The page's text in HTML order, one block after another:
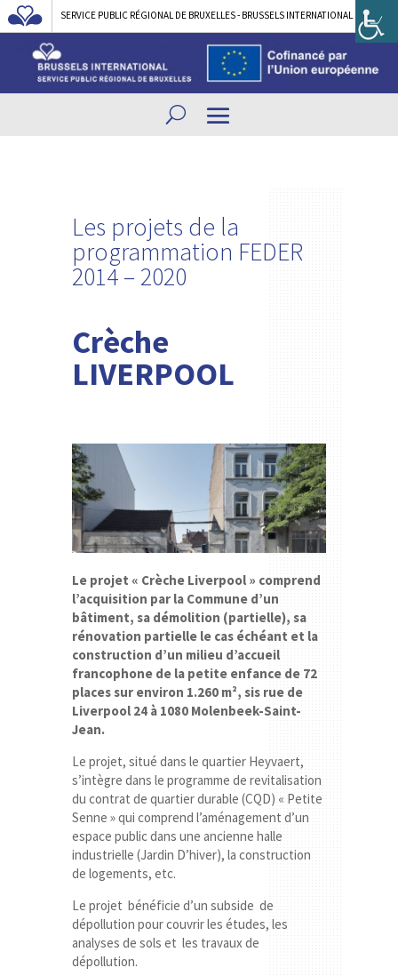
SERVICE PUBLIC RÉGIONAL DE BRUXELLES - BRUSSELS INTERNATIONAL
Les projets de la
programmation FEDER
2014 – 2020
Crèche
LIVERPOOL
Le projet « Crèche Liverpool » comprend
l’acquisition par la Commune d’un
bâtiment, sa démolition (partielle), sa
rénovation partielle le cas échéant et la
construction d’un milieu d’accueil
francophone de la petite enfance de 72
places sur environ 1.260 m², sis rue de
Liverpool 24 à 1080 Molenbeek-Saint-
Jean.
Le projet, situé dans le quartier Heyvaert,
s’intègre dans le programme de revitalisation
du contrat de quartier durable (CQD) « Petite
Senne » qui comprend l’aménagement d’un
espace public dans une ancienne halle
industrielle (Jardin D’hiver), la construction
de logements, etc.
Le projet bénéficie d’un subside de
dépollution pour couvrir les études, les
analyses de sols et les travaux de
dépollution.